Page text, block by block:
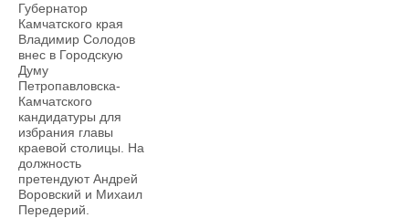
Губернатор
Камчатского края
Владимир Солодов
внес в Городскую
Думу
Петропавловска-
Камчатского
кандидатуры для
избрания главы
краевой столицы. На
должность
претендуют Андрей
Воровский и Михаил
Передерий.